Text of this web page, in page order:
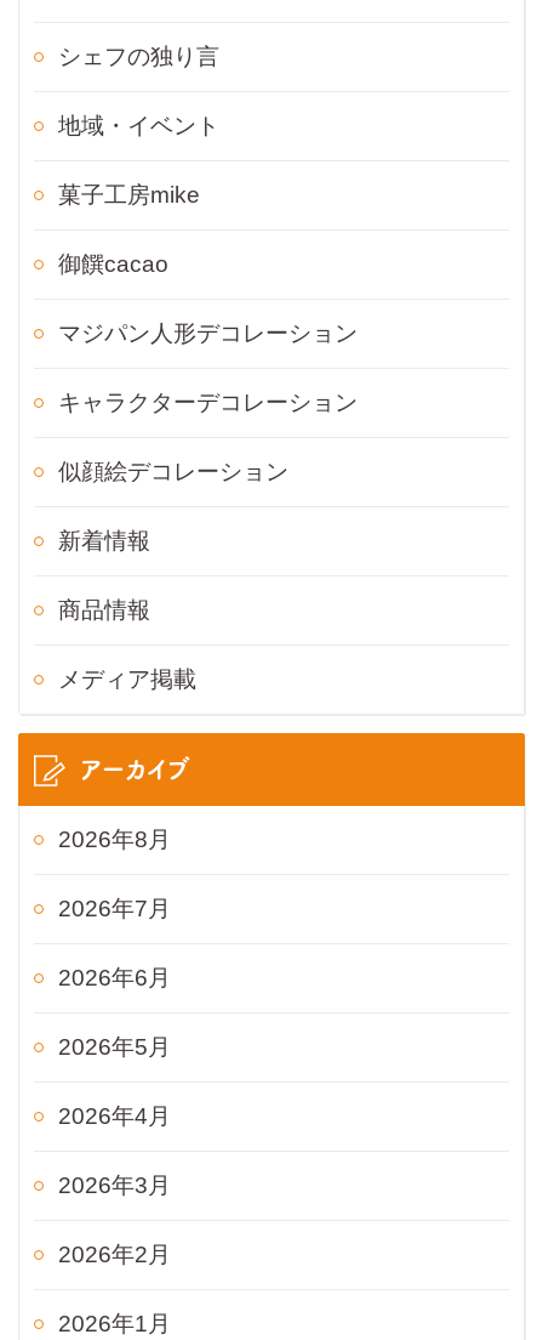
シェフの独り言
地域・イベント
菓子工房mike
御饌cacao
マジパン人形デコレーション
キャラクターデコレーション
似顔絵デコレーション
新着情報
商品情報
メディア掲載
アーカイブ
2026年8月
2026年7月
2026年6月
2026年5月
2026年4月
2026年3月
2026年2月
2026年1月